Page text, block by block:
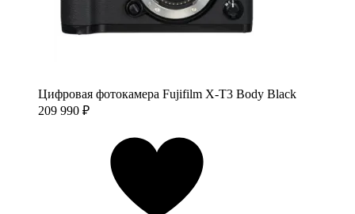
Цифровая фотокамера Fujifilm X-T3 Body Black
209 990 ₽